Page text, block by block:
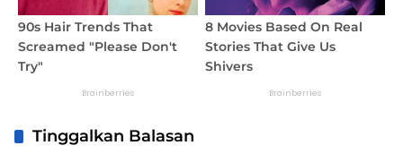
Tinggalkan Balasan